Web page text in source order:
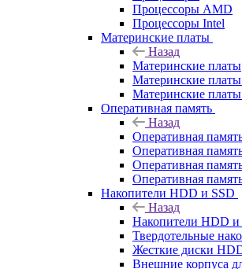
Процессоры AMD
Процессоры Intel
Материнские платы
Назад
Материнские платы
Материнские
Материнские
Оперативная память
Назад
Оперативная
Оперативная
Оперативная
Оперативная
Накопители HDD и SSD
Назад
Накопители HDD и
Твердотельные
Жесткие диски
Внешние корпуса